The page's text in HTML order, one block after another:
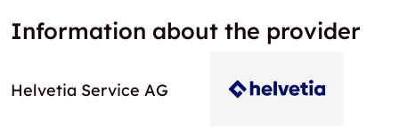
Information about the provider
Helvetia Service AG